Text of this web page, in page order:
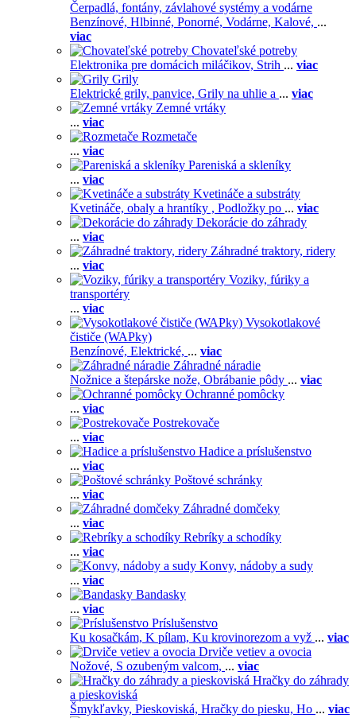
Čerpadlá, fontány, závlahové systémy a vodárne
Benzínové, Hlbinné, Ponorné, Vodárne, Kalové, ...
viac
Chovateľské potreby
Elektronika pre domácich miláčikov, Strih ... viac
Grily
Elektrické grily, panvice, Grily na uhlie a ... viac
Zemné vrtáky
... viac
Rozmetače
... viac
Pareniská a skleníky
... viac
Kvetináče a substráty
Kvetináče, obaly a hrantíky , Podložky po ... viac
Dekorácie do záhrady
... viac
Záhradné traktory, ridery
... viac
Voziky, fúriky a
transportéry
... viac
Vysokotlakové
čističe (WAPky)
Benzínové, Elektrické, ... viac
Záhradné náradie
Nožnice a štepárske nože, Obrábanie pôdy ... viac
Ochranné pomôcky
... viac
Postrekovače
... viac
Hadice a príslušenstvo
... viac
Poštové schránky
... viac
Záhradné domčeky
... viac
Rebríky a schodíky
... viac
Konvy, nádoby a sudy
... viac
Bandasky
... viac
Príslušenstvo
Ku kosačkám, K pílam, Ku krovinorezom a vyž ... viac
Drviče vetiev a ovocia
Nožové, S ozubeným valcom, ... viac
Hračky do záhrady
a pieskoviská
Šmykľavky, Pieskoviská, Hračky do piesku, Ho ... viac